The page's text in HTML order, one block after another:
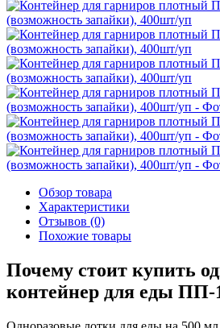
Обзор товара
Характеристики
Отзывов (0)
Похожие товары
Почему стоит купить
контейнер для еды ПП-